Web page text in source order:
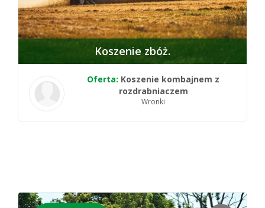
Koszenie zbóż
Oferta: Koszenie kombajnem z
rozdrabniaczem
Wronki